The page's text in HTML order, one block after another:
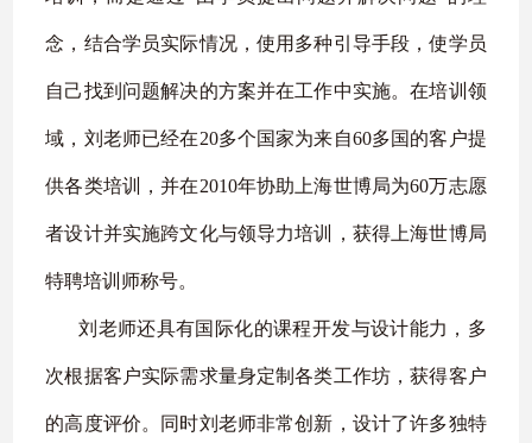
念，结合学员实际情况，使用多种引导手段，使学员
自己找到问题解决的方案并在工作中实施。在培训领
域，刘老师已经在20多个国家为来自60多国的客户提
供各类培训，并在2010年协助上海世博局为60万志愿
者设计并实施跨文化与领导力培训，获得上海世博局
特聘培训师称号。
刘老师还具有国际化的课程开发与设计能力，多
次根据客户实际需求量身定制各类工作坊，获得客户
的高度评价。同时刘老师非常创新，设计了许多独特